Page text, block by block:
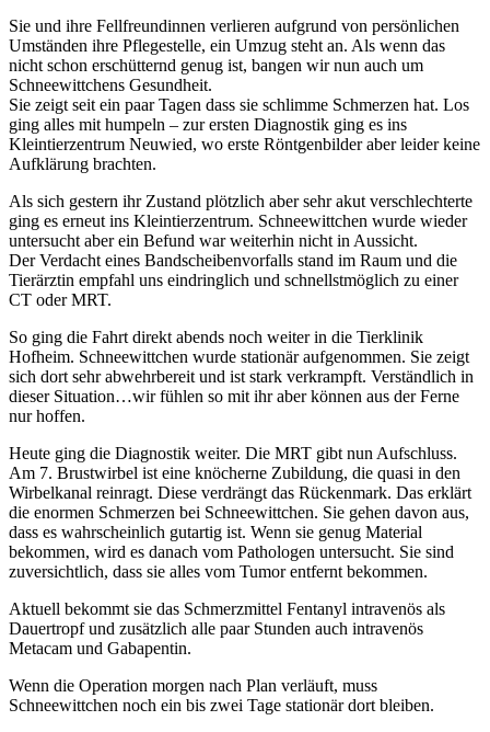
Sie und ihre Fellfreundinnen verlieren aufgrund von persönlichen
Umständen ihre Pflegestelle, ein Umzug steht an. Als wenn das
nicht schon erschütternd genug ist, bangen wir nun auch um
Schneewittchens Gesundheit.
Sie zeigt seit ein paar Tagen dass sie schlimme Schmerzen hat. Los
ging alles mit humpeln – zur ersten Diagnostik ging es ins
Kleintierzentrum Neuwied, wo erste Röntgenbilder aber leider keine
Aufklärung brachten.
Als sich gestern ihr Zustand plötzlich aber sehr akut verschlechterte
ging es erneut ins Kleintierzentrum. Schneewittchen wurde wieder
untersucht aber ein Befund war weiterhin nicht in Aussicht.
Der Verdacht eines Bandscheibenvorfalls stand im Raum und die
Tierärztin empfahl uns eindringlich und schnellstmöglich zu einer
CT oder MRT.
So ging die Fahrt direkt abends noch weiter in die Tierklinik
Hofheim. Schneewittchen wurde stationär aufgenommen. Sie zeigt
sich dort sehr abwehrbereit und ist stark verkrampft. Verständlich in
dieser Situation…wir fühlen so mit ihr aber können aus der Ferne
nur hoffen.
Heute ging die Diagnostik weiter. Die MRT gibt nun Aufschluss.
Am 7. Brustwirbel ist eine knöcherne Zubildung, die quasi in den
Wirbelkanal reinragt. Diese verdrängt das Rückenmark. Das erklärt
die enormen Schmerzen bei Schneewittchen. Sie gehen davon aus,
dass es wahrscheinlich gutartig ist. Wenn sie genug Material
bekommen, wird es danach vom Pathologen untersucht. Sie sind
zuversichtlich, dass sie alles vom Tumor entfernt bekommen.
Aktuell bekommt sie das Schmerzmittel Fentanyl intravenös als
Dauertropf und zusätzlich alle paar Stunden auch intravenös
Metacam und Gabapentin.
Wenn die Operation morgen nach Plan verläuft, muss
Schneewittchen noch ein bis zwei Tage stationär dort bleiben.